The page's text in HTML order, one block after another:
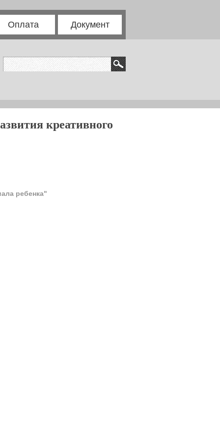
Оплата Документ
креативного
ребенка"